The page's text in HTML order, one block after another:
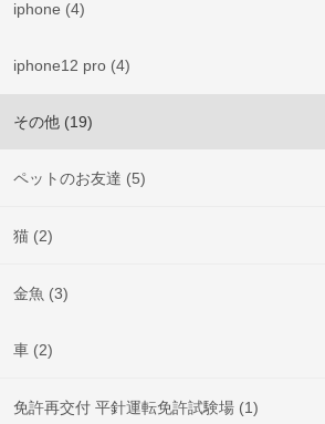
iphone (4)
iphone12 pro (4)
その他 (19)
ペットのお友達 (5)
猫 (2)
金魚 (3)
車 (2)
免許再交付 平針運転免許試験場 (1)